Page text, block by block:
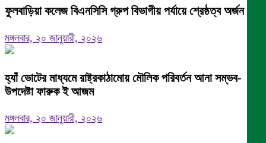
ফুলবাড়িয়া কলেজ বিএনসিসি গ্রুপ বিভাগীয় পর্যায়ে শ্রেষ্ঠত্ব অর্জন।
মঙ্গলবার, ২০ জানুয়ারী, ২০২৬
হ্যাঁ ভোটের মাধ্যমে রাষ্ট্রকাঠামোয় মৌলিক পরিবর্তন আনা সম্ভব-
উপদেষ্টা ফারুক ই আজম
মঙ্গলবার, ২০ জানুয়ারী, ২০২৬